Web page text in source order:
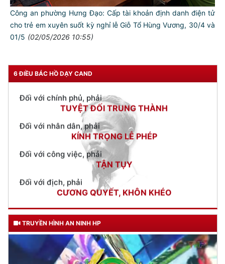
Công an phường Hưng Đạo: Cấp tài khoản định danh điện tử
cho trẻ em xuyên suốt kỳ nghỉ lễ Giỗ Tổ Hùng Vương, 30/4 và
01/5 (02/05/2026 10:55)
6 ĐIỀU BÁC HỒ DẠY CAND
Đối với tự mình, phải
CẦN, KIỆM, LIÊM, CHÍNH
Đối với đồng sự, phải
THÂN ÁI GIÚP ĐỠ
TUYỆT ĐỐI TRUNG THÀNH
KÍNH TRỌNG LỄ PHÉP
Đối với công việc, phải
TẬN TỤY
Đối với địch, phải
CƯƠNG QUYẾT, KHÔN KHÉO
Trích thư Chủ tịch Hồ Chí Minh
gửi Công an Khu XII,
ngày 11 tháng 3 năm 1948.
TRUYỀN HÌNH AN NINH HP